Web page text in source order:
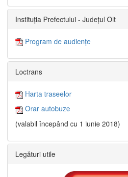
Instituția Prefectului - Județul Olt
Program de audiențe
Loctrans
Harta traseelor
Orar autobuze
(valabil începând cu 1 iunie 2018)
Legături utile